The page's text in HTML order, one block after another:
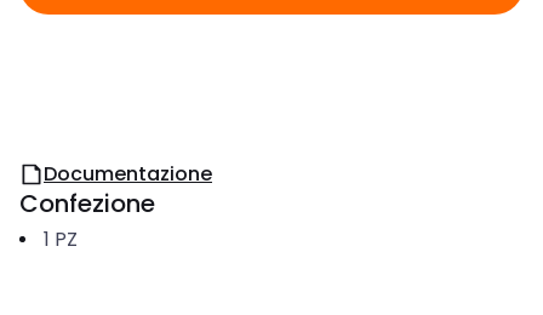
Documentazione
Confezione
1 PZ